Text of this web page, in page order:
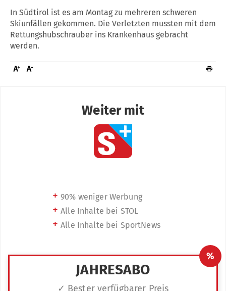
In Südtirol ist es am Montag zu mehreren schweren
Skiunfällen gekommen. Die Verletzten mussten mit dem
Rettungshubschrauber ins Krankenhaus gebracht
werden.